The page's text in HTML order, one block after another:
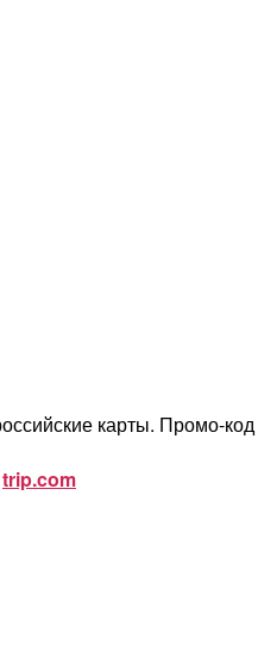
карты. Промо-код
trip.com